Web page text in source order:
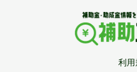
利用